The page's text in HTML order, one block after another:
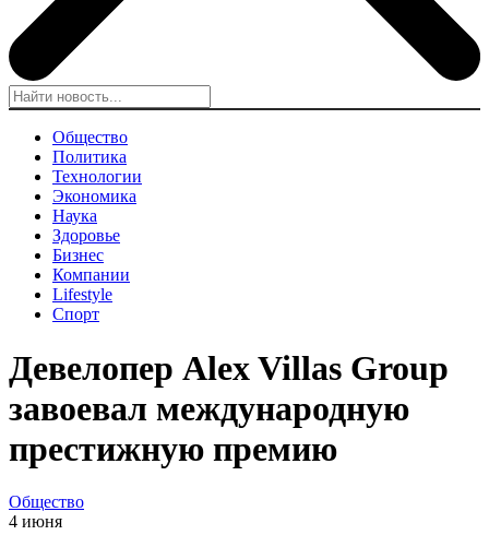
Общество
Политика
Технологии
Экономика
Наука
Здоровье
Бизнес
Компании
Lifestyle
Спорт
Девелопер Alex Villas Group
завоевал международную
престижную премию
Общество
4 июня